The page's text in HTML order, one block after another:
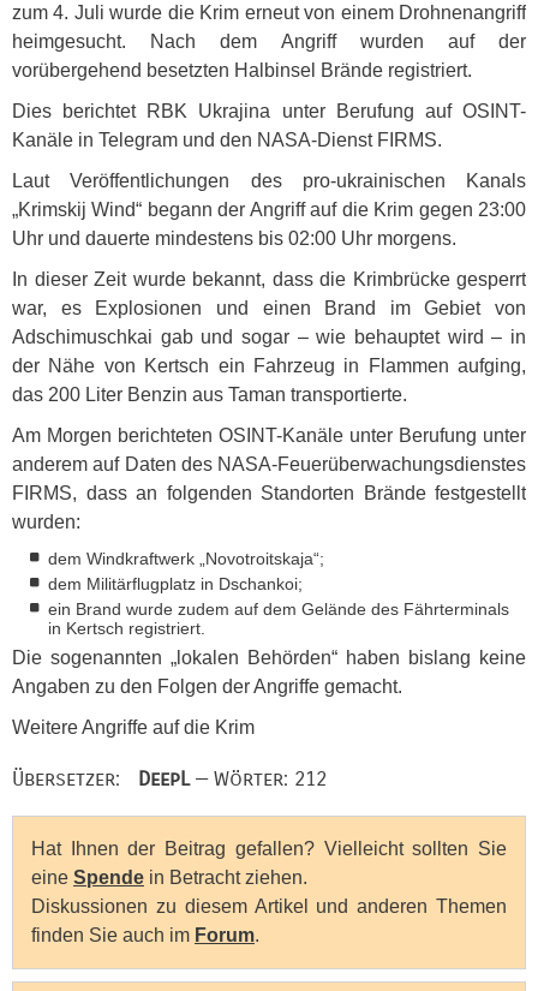
zum 4. Juli wurde die Krim erneut von einem Drohnenangriff
heimgesucht. Nach dem Angriff wurden auf der
vorübergehend besetzten Halbinsel Brände registriert.
Dies berichtet RBK Ukrajina unter Berufung aufOSINT-
Kanäle in Telegram und den NASA-Dienst FIRMS.
Laut Veröffentlichungen des pro-ukrainischen Kanals
„Krimskij Wind“ begann der Angriff auf die Krim gegen 23:00
Uhr und dauerte mindestens bis 02:00 Uhr morgens.
In dieser Zeit wurde bekannt, dass die Krimbrücke gesperrt
war, es Explosionen und einen Brand im Gebiet von
Adschimuschkai gab und sogar – wie behauptet wird – in
der Nähe von Kertsch ein Fahrzeug in Flammen aufging,
das 200 Liter Benzin aus Taman transportierte.
Am Morgen berichteten OSINT-Kanäle unter Berufung unter
anderem auf Daten des NASA-Feuerüberwachungsdienstes
FIRMS, dass an folgenden Standorten Brände festgestellt
wurden:
dem Windkraftwerk „Novotroitskaja“;
dem Militärflugplatz in Dschankoi;
ein Brand wurde zudem auf dem Gelände des Fährterminals
in Kertsch registriert.
Die sogenannten „lokalen Behörden“ haben bislang keine
Angaben zu den Folgen der Angriffe gemacht.
Weitere Angriffe auf die Krim
Übersetzer: DeepL— Wörter: 212
Hat Ihnen der Beitrag gefallen? Vielleicht sollten Sie
eine Spende in Betracht ziehen.
Diskussionen zu diesem Artikel und anderen Themen
finden Sie auch im Forum.